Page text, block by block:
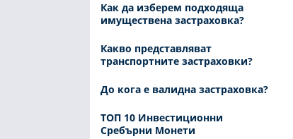
Как да изберем подходяща
имуществена застраховка?
Какво представляват
транспортните застраховки?
До кога е валидна застраховка?
ТОП 10 Инвестиционни
Сребърни Монети